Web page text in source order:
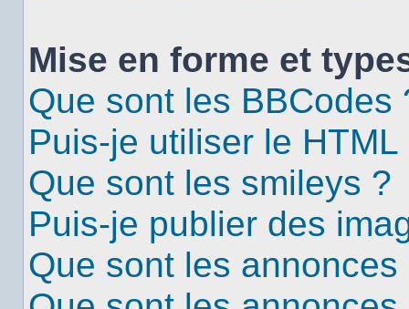
Mise en forme et
Que sont les BBCodes
Puis-je utiliser le HTML
Que sont les smileys ?
Puis-je publier des
Que sont les